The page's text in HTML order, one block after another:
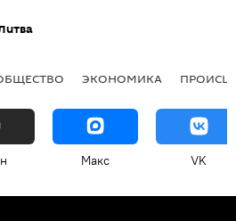
ЭКОНОМИКА
Макс VK